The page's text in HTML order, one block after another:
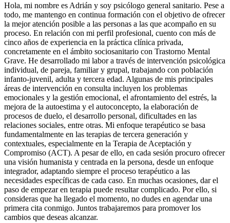
Hola, mi nombre es Adrián y soy psicólogo general sanitario. Pese a
todo, me mantengo en continua formación con el objetivo de ofrecer
la mejor atención posible a las personas a las que acompaño en su
proceso. En relación con mi perfil profesional, cuento con más de
cinco años de experiencia en la práctica clínica privada,
concretamente en el ámbito sociosanitario con Trastorno Mental
Grave. He desarrollado mi labor a través de intervención psicológica
individual, de pareja, familiar y grupal, trabajando con población
infanto-juvenil, adulta y tercera edad. Algunas de mis principales
áreas de intervención en consulta incluyen los problemas
emocionales y la gestión emocional, el afrontamiento del estrés, la
mejora de la autoestima y el autoconcepto, la elaboración de
procesos de duelo, el desarrollo personal, dificultades en las
relaciones sociales, entre otras. Mi enfoque terapéutico se basa
fundamentalmente en las terapias de tercera generación y
contextuales, especialmente en la Terapia de Aceptación y
Compromiso (ACT). A pesar de ello, en cada sesión procuro ofrecer
una visión humanista y centrada en la persona, desde un enfoque
integrador, adaptando siempre el proceso terapéutico a las
necesidades específicas de cada caso. En muchas ocasiones, dar el
paso de empezar en terapia puede resultar complicado. Por ello, si
consideras que ha llegado el momento, no dudes en agendar una
primera cita conmigo. Juntos trabajaremos para promover los
cambios que deseas alcanzar.